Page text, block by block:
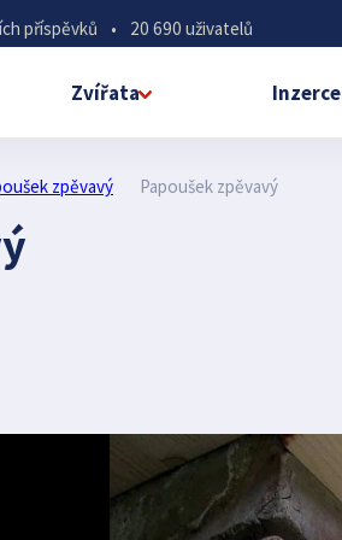
příspěvků • 20 690 uživatelů
Zvířata Inzerce
zpěvavý Papoušek zpěvavý